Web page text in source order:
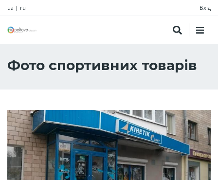
ua | ru Вхід
Фото спортивних товарів